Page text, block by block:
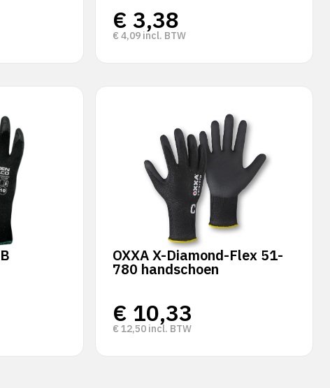
€ 3,38
€ 4,09 incl. BTW
OXXA X-Diamond-Flex 51-
780 handschoen
€ 10,33
€ 12,50 incl. BTW